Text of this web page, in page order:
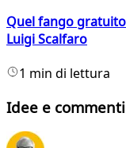
Quel fango
Luigi Scalfaro
1 min di lettura
Idee e commenti